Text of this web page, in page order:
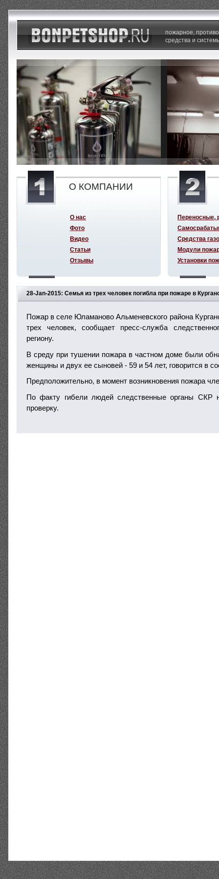
28-Jan-2015: Семья из трех человек погибла при пожаре в
Пожар в селе Юламаново Альменевского района
трех человек, сообщает пресс-служба
региону.
В среду при тушении пожара в частном доме были
женщины и двух ее сыновей - 59 и 54 лет, говорится в
Предположительно, в момент возникновения пожара
По факту гибели людей следственные органы СКР
проверку.
пожарное,
средства и
О КОМПАНИИ
О нас
Фото
Видео
Статьи
Отзывы
Переносные,
Средства
Модули
Установки